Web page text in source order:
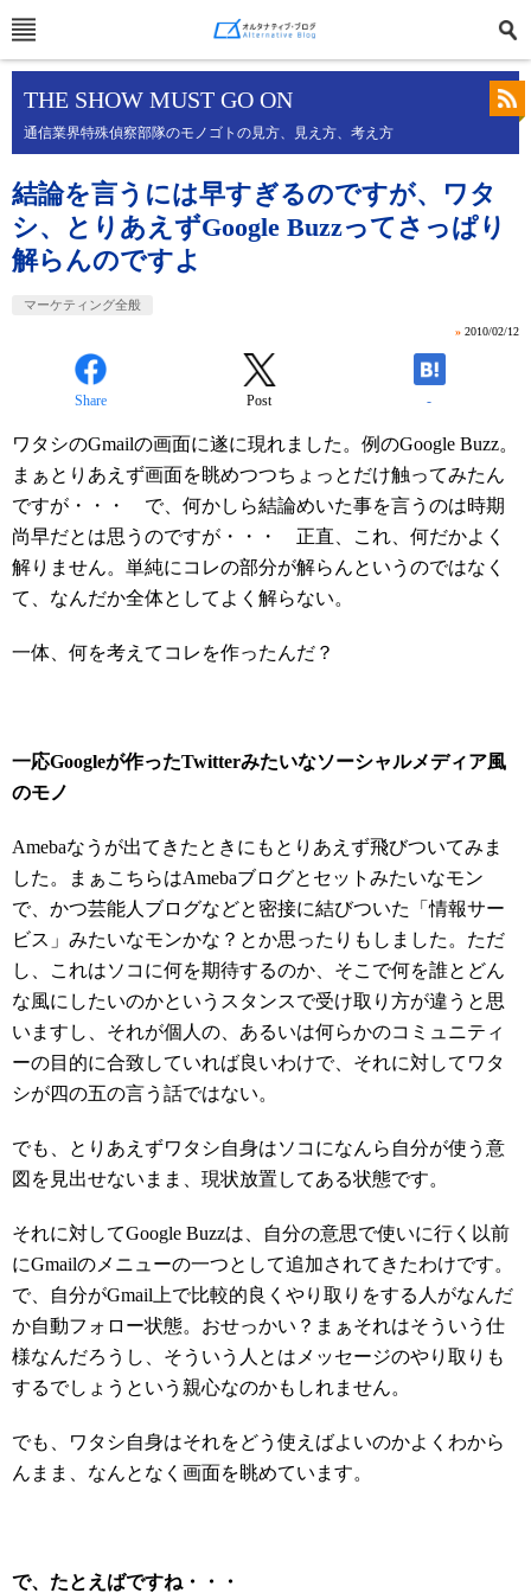
THE SHOW MUST GO ON
通信業界特殊偵察部隊のモノゴトの見方、見え方、考え方
結論を言うには早すぎるのですが、ワタ
シ、とりあえずGoogle Buzzってさっぱり
解らんのですよ
マーケティング全般
» 2010/02/12
Share Post -
ワタシのGmailの画面に遂に現れました。例のGoogle Buzz。
まぁとりあえず画面を眺めつつちょっとだけ触ってみたん
ですが・・・ で、何かしら結論めいた事を言うのは時期
尚早だとは思うのですが・・・ 正直、これ、何だかよく
解りません。単純にコレの部分が解らんというのではなく
て、なんだか全体としてよく解らない。
一体、何を考えてコレを作ったんだ？
一応Googleが作ったTwitterみたいなソーシャルメディア風
のモノ
Amebaなうが出てきたときにもとりあえず飛びついてみま
した。まぁこちらはAmebaブログとセットみたいなモン
で、かつ芸能人ブログなどと密接に結びついた「情報サー
ビス」みたいなモンかな？とか思ったりもしました。ただ
し、これはソコに何を期待するのか、そこで何を誰とどん
な風にしたいのかというスタンスで受け取り方が違うと思
いますし、それが個人の、あるいは何らかのコミュニティ
ーの目的に合致していれば良いわけで、それに対してワタ
シが四の五の言う話ではない。
でも、とりあえずワタシ自身はソコになんら自分が使う意
図を見出せないまま、現状放置してある状態です。
それに対してGoogle Buzzは、自分の意思で使いに行く以前
にGmailのメニューの一つとして追加されてきたわけです。
で、自分がGmail上で比較的良くやり取りをする人がなんだ
か自動フォロー状態。おせっかい？まぁそれはそういう仕
様なんだろうし、そういう人とはメッセージのやり取りも
するでしょうという親心なのかもしれません。
でも、ワタシ自身はそれをどう使えばよいのかよくわから
んまま、なんとなく画面を眺めています。
で、たとえばですね・・・